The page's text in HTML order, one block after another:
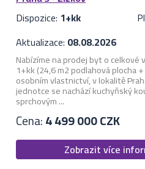
Dispozice: 1+kk
Aktualizace: 08.08.2026
Nabízíme na prodej byt o celkové
1+kk (24,6 m2 podlahová plocha
osobním vlastnictví, v lokalitě
jednotce se nachází kuchyňský
sprchovým ...
Cena:4 499 000 CZK
Zobrazit více